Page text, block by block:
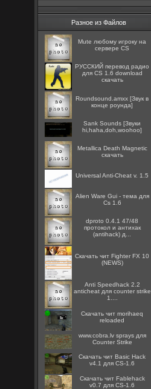
Разное из Файлов
Mute любому игроку на
сервере CS
РУССКИЙ перевод радио
для CS 1.6 download
скачать
Roundsound.amxx [Звук в
конце роунда]
Sank Sounds [Звуки
hi,haha,doh,woohoo]
Metallica Death Magnetic
скачать
Universal Anti-Cheat v. 1.5
Alien Ware Gui - тема для
Cs 1.6
dproto 0.4.1 47/48
протокол и антихак
(antihack) д...
Скачать чит Fighter FX 10
(NEWS)
Anti Speedhack 2.2
anticheat для counter strike
1....
Скачать чит morihaeq
reloaded
www.cobra.lv sprays для
Counter Strike
Скачать чит Basic Hack
v4.1 для CS-1.6
Скачать чит Fablehack
v0.7 для CS-1.6